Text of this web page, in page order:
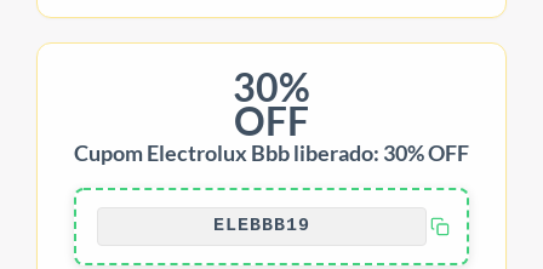
30%
OFF
Cupom Electrolux Bbb liberado: 30% OFF
ELEBBB19